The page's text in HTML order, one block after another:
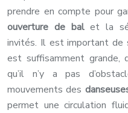
prendre en compte pour
ouverture de balet la
invités. Il est important de
est suffisamment
qu’il n’y a pas
mouvements des
permet une circulation